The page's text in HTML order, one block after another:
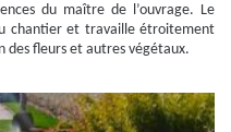
du maître de l’ouvrage. Le
chantier et travaille étroitement
des fleurs et autres végétaux.